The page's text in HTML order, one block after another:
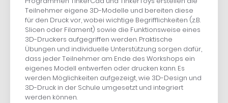
Teilnehmer eigene 3D-Modelle und bereiten diese
für den Druck vor, wobei wichtige Begrifflichkeiten (z.B.
Slicen oder Filament) sowie die Funktionsweise eines
3D-Druckers aufgegriffen werden. Praktische
Übungen und individuelle Unterstützung sorgen dafür,
dass jeder Teilnehmer am Ende des Workshops ein
eigenes Modell entwerfen oder drucken kann. Es
werden Möglichkeiten aufgezeigt, wie 3D-Design und
3D-Druck in der Schule umgesetzt und integriert
werden können.